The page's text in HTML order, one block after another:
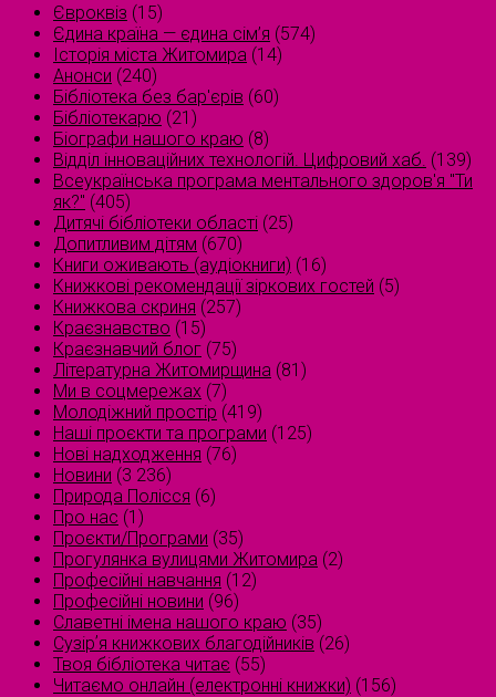
Євроквіз (15)
Єдина країна — єдина сім’я (574)
Історія міста Житомира (14)
Анонси (240)
Бібліотека без бар'єрів (60)
Бібліотекарю (21)
Біографи нашого краю (8)
Відділ інноваційних технологій. Цифровий хаб. (139)
Всеукраїнська програма ментального здоров'я "Ти
як?" (405)
Дитячі бібліотеки області (25)
Допитливим дітям (670)
Книги оживають (аудіокниги) (16)
Книжкові рекомендації зіркових гостей (5)
Книжкова скриня (257)
Краєзнавство (15)
Краєзнавчий блог (75)
Літературна Житомирщина (81)
Ми в соцмережах (7)
Молодіжний простір (419)
Наші проєкти та програми (125)
Нові надходження (76)
Новини (3 236)
Природа Полісся (6)
Про нас (1)
Проєкти/Програми (35)
Прогулянка вулицями Житомира (2)
Професійні навчання (12)
Професійні новини (96)
Славетні імена нашого краю (35)
Сузірʼя книжкових благодійників (26)
Твоя бібліотека читає (55)
Читаємо онлайн (електронні книжки) (156)